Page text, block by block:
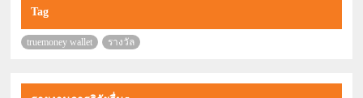
Tag
truemoney wallet รางวัล